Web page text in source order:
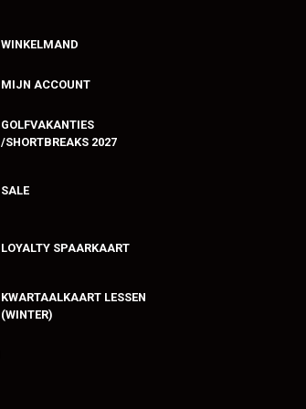
WINKELMAND
MIJN ACCOUNT
GOLFVAKANTIES
/SHORTBREAKS 2027
SALE
LOYALTY SPAARKAART
KWARTAALKAART LESSEN
(WINTER)